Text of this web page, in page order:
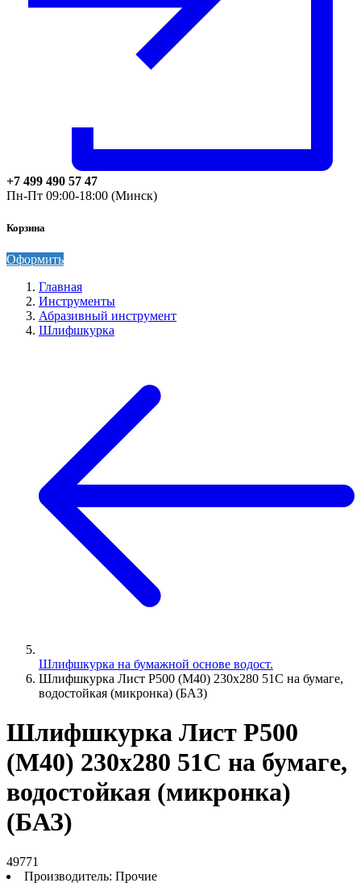
+7 499 490 57 47
Пн-Пт 09:00-18:00 (Минск)
Корзина
Оформить
Главная
Инструменты
Абразивный инструмент
Шлифшкурка
Шлифшкурка на бумажной основе водост.
Шлифшкурка Лист Р500 (М40) 230х280 51С на бумаге,
водостойкая (микронка) (БАЗ)
Шлифшкурка Лист Р500
(М40) 230х280 51С на бумаге,
водостойкая (микронка)
(БАЗ)
49771
Производитель: Прочие